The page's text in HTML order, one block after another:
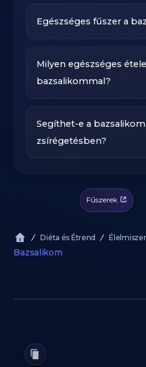
Egészséges fűszer a
Milyen egészséges
bazsalikommal?
Segíthet-e a
zsírégetésben?
Fűszerek
Diéta és Étrend
Bazsalikom